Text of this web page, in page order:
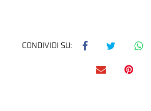
CONDIVIDI SU: